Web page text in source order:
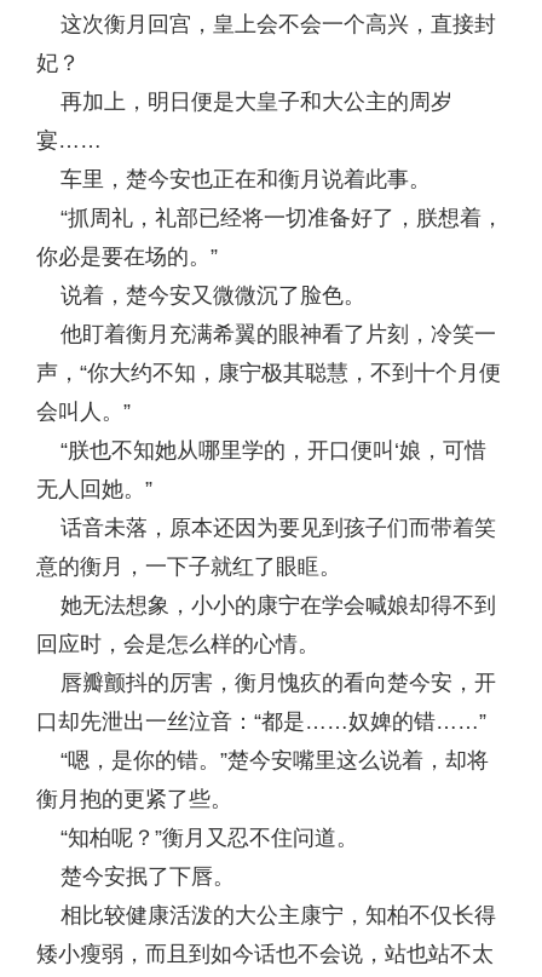
这次衡月回宫，皇上会不会一个高兴，直接封
妃？
再加上，明日便是大皇子和大公主的周岁
宴……
车里，楚今安也正在和衡月说着此事。
“抓周礼，礼部已经将一切准备好了，朕想着，
你必是要在场的。”
说着，楚今安又微微沉了脸色。
他盯着衡月充满希翼的眼神看了片刻，冷笑一
声，“你大约不知，康宁极其聪慧，不到十个月便
会叫人。”
“朕也不知她从哪里学的，开口便叫‘娘，可惜
无人回她。”
话音未落，原本还因为要见到孩子们而带着笑
意的衡月，一下子就红了眼眶。
她无法想象，小小的康宁在学会喊娘却得不到
回应时，会是怎么样的心情。
唇瓣颤抖的厉害，衡月愧疚的看向楚今安，开
口却先泄出一丝泣音：“都是……奴婢的错……”
“嗯，是你的错。”楚今安嘴里这么说着，却将
衡月抱的更紧了些。
“知柏呢？”衡月又忍不住问道。
楚今安抿了下唇。
相比较健康活泼的大公主康宁，知柏不仅长得
矮小瘦弱，而且到如今话也不会说，站也站不太